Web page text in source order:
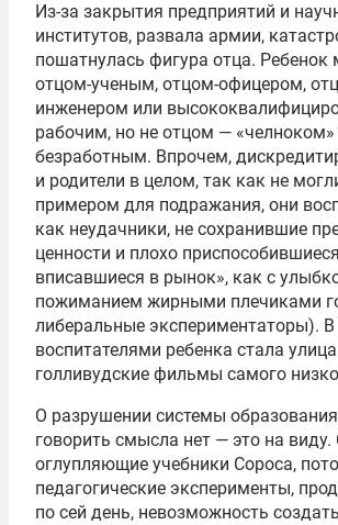
Из-за закрытия предприятий и
институтов, развала армии,
пошатнулась фигура отца. Ребенок
отцом-ученым, отцом-офицером,
инженером или
рабочим, но не отцом —
безработным. Впрочем,
и родители в целом, так как не
примером для подражания, они
как неудачники, не сохранившие
ценности и плохо
вписавшиеся в рынок», как с
пожиманием жирными плечиками
либеральные экспериментаторы). В
воспитателями ребенка стала
голливудские фильмы самого
О разрушении системы
говорить смысла нет — это на виду.
оглупляющие учебники Сороса,
педагогические эксперименты,
по сей день, невозможность